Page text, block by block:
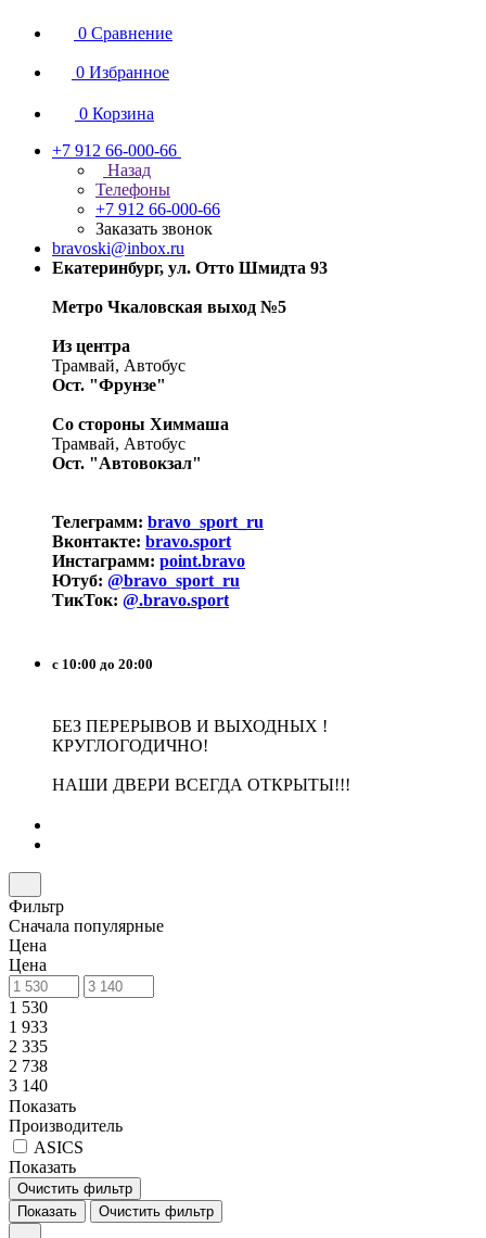
0 Сравнение
0 Избранное
0 Корзина
+7 912 66-000-66
Назад
Телефоны
+7 912 66-000-66
Заказать звонок
bravoski@inbox.ru
Екатеринбург, ул. Отто Шмидта 93
Метро Чкаловская выход №5
Из центра
Трамвай, Автобус
Ост. "Фрунзе"
Со стороны Химмаша
Трамвай, Автобус
Ост. "Автовокзал"
Телеграмм: bravo_sport_ru
Вконтакте: bravo.sport
Инстаграмм: point.bravo
Ютуб: @bravo_sport_ru
ТикТок: @.bravo.sport
с 10:00 до 20:00
БЕЗ ПЕРЕРЫВОВ И ВЫХОДНЫХ !
КРУГЛОГОДИЧНО!
НАШИ ДВЕРИ ВСЕГДА ОТКРЫТЫ!!!
Фильтр
Сначала популярные
Цена
Цена
1 530
1 933
2 335
2 738
3 140
Показать
Производитель
ASICS
Показать
Очистить фильтр
Показать
Очистить фильтр